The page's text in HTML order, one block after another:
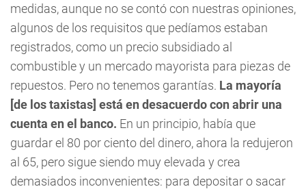
medidas, aunque no se contó con nuestras opiniones,
algunos de los requisitos que pedíamos estaban
registrados, como un precio subsidiado al
combustible y un mercado mayorista para piezas de
repuestos. Pero no tenemos garantías. La mayoría
[de los taxistas] está en desacuerdo con abrir una
cuenta en el banco. En un principio, había que
guardar el 80 por ciento del dinero, ahora la redujeron
al 65, pero sigue siendo muy elevada y crea
demasiados inconvenientes: para depositar o sacar